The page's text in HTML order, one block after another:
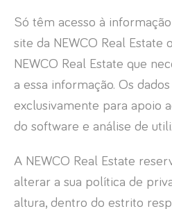
Só têm acesso à
site da NEWCO Real Estate
NEWCO Real Estate que
a essa informação. Os
exclusivamente para apoio
do software e análise de
A NEWCO Real Estate
alterar a sua política de
altura, dentro do estrito